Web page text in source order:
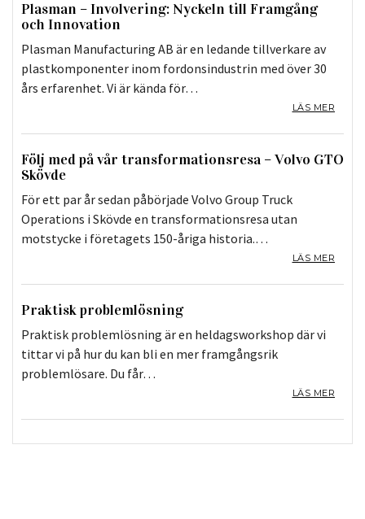
Plasman – Involvering: Nyckeln till Framgång
och Innovation
Plasman Manufacturing AB är en ledande tillverkare av
plastkomponenter inom fordonsindustrin med över 30
års erfarenhet. Vi är kända för…
LÄS MER
Följ med på vår transformationsresa – Volvo GTO
Skövde
För ett par år sedan påbörjade Volvo Group Truck
Operations i Skövde en transformationsresa utan
motstycke i företagets 150-åriga historia.…
LÄS MER
Praktisk problemlösning
Praktisk problemlösning är en heldagsworkshop där vi
tittar vi på hur du kan bli en mer framgångsrik
problemlösare. Du får…
LÄS MER